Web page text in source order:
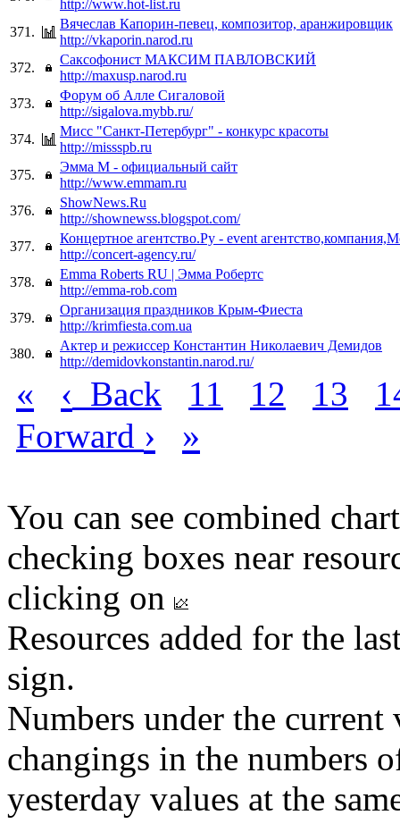
http://www.hot-list.ru
371.
Вячеслав Капорин-певец, композитор, аранжировщик
http://vkaporin.narod.ru
372.
Саксофонист МАКСИМ ПАВЛОВСКИЙ
http://maxusp.narod.ru
373.
Форум об Алле Сигаловой
http://sigalova.mybb.ru/
374.
Мисс "Санкт-Петербург" - конкурс красоты
http://missspb.ru
375.
Эмма М - официальный сайт
http://www.emmam.ru
376.
ShowNews.Ru
http://shownewss.blogspot.com/
377.
Концертное агентство.Ру - event
http://concert-agency.ru/
378.
Emma Roberts RU | Эмма Робертс
http://emma-rob.com
379.
Организация праздников Крым-Фиеста
http://krimfiesta.com.ua
380.
Актер и режиссер Константин Николаевич Демидов
http://demidovkonstantin.narod.ru/
« ‹ Back 11 12 13
Forward › »
You can see combined
checking boxes near
clicking on
Resources added for the
sign.
Numbers under the
changings in the numbers
yesterday values at the